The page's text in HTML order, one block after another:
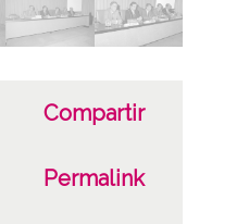
Compartir
Permalink